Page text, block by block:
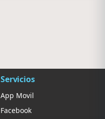
Servicios
App Movil
Facebook